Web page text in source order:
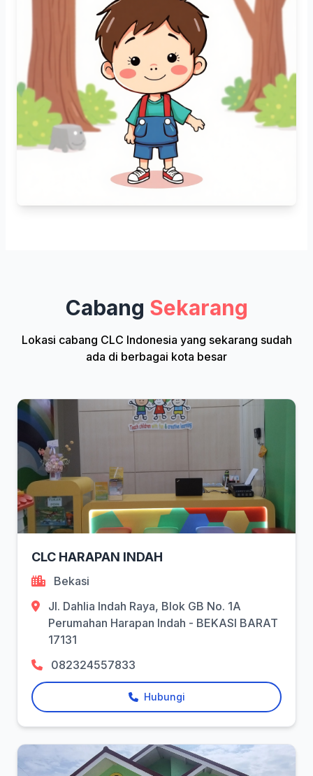
Cabang Sekarang
Lokasi cabang CLC Indonesia yang sekarang sudah
ada di berbagai kota besar
CLC HARAPAN INDAH
Bekasi
Jl. Dahlia Indah Raya, Blok GB No. 1A
Perumahan Harapan Indah - BEKASI BARAT
17131
082324557833
Hubungi